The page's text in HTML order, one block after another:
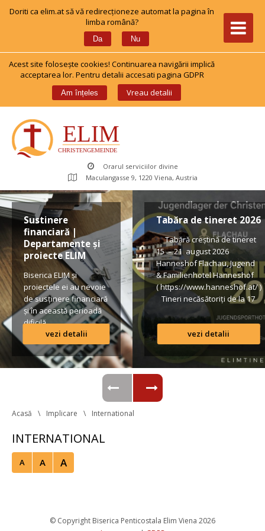
Doriti ca elim.at să vă redirecționeze automat la pagina în
limba română?
Da Nu
Acest site foloseşte cookies! Continuarea navigării implică
acceptarea lor. Pentru detalii accesati pagina GDPR
Am înțele Vreau detalii
Orarul serviciilor divine
Maculangasse 9, 1220 Viena, Austria
Sustinere
financiară |
Departamente și
proiecte ELIM
Biserica ELIM și
proiectele ei au nevoie
de susținere financiară
și în această perioadă
dificilă.
Lista conturilor bancare
vezi detalii
Tabăra de tineret 2026
Tabără creștină de tineret
15 – 21 august 2026
Hanneshof Flachau, Jugend
& Familienhotel Hanneshof
( https://www.hanneshof.at/ )
Tineri necăsătoriți de la 17
ani în sus € 420/ p.P.
(inclusiv Vollpension,
activități, transport*)
Formular de înscriere
Regulamentul taberei
*Având în vedere că o parte
din transportul […]
vezi detalii
Acasă Implicare International
INTERNATIONAL
A A A
© Copyright Biserica Penticostala Elim Viena 2026